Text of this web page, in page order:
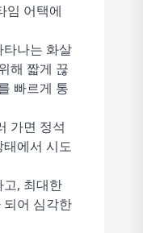
임 어택에
나는 화살
해 짧게 끊
빠르게 통
가면 정석
에서 시도
, 최대한
어 심각한